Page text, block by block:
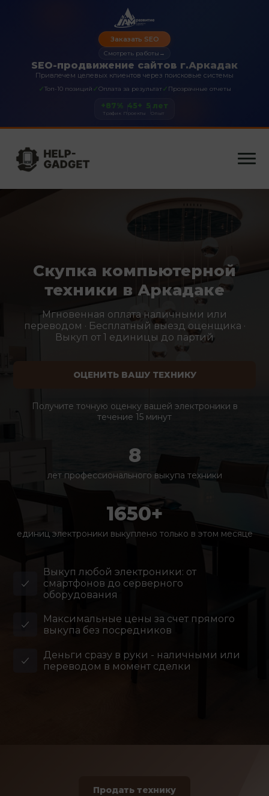
SEO-продвижение сайтов г.Аркадак
Привлечем целевых клиентов через поисковые системы
✓Топ-10 позиций ✓Оплата за результат✓ Прозрачные отчеты
Заказать SEO
Смотреть работы →
+87%
Трафик
45+
Проекты
5 лет
Опыт
Скупка компьютерной
техники в Аркадаке
Мгновенная оплата наличными или
переводом · Бесплатный выезд оценщика ·
Выкуп от 1 единицы до партий
ОЦЕНИТЬ ВАШУ ТЕХНИКУ
Получите точную оценку вашей электроники в
течение 15 минут
8
лет профессионального выкупа техники
1650+
единиц электроники выкуплено только в этом месяце
Выкуп любой электроники: от
смартфонов до серверного
оборудования
Максимальные цены за счет прямого
выкупа без посредников
Деньги сразу в руки - наличными или
переводом в момент сделки
Продать технику